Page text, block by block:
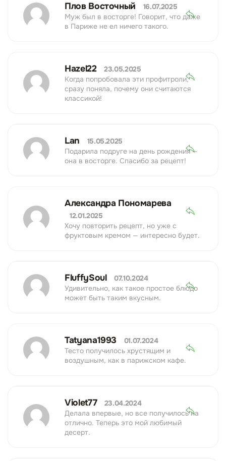
Плов Восточный
16.07.2025
Муж был в восторге! Говорит, что даже
в Париже не ел ничего такого.
Hazel22
23.05.2025
Когда попробовала эти профитроли,
сразу поняла, почему они считаются
классикой!
Lan
15.05.2025
Подарила подруге на день рождения —
она в восторге. Спасибо за рецепт!
Александра Пономарева
12.01.2025
Хочу повторить рецепт, но уже с
фруктовым кремом — интересно будет.
FluffySoul
07.10.2024
Удивительно, как такое простое блюдо
может быть таким вкусным.
Tatyana1993
01.07.2024
Тесто получилось хрустящим и
воздушным, как в парижском кафе.
Violet77
23.04.2024
Делала впервые, но все получилось на
отлично. Теперь это мой любимый
десерт.